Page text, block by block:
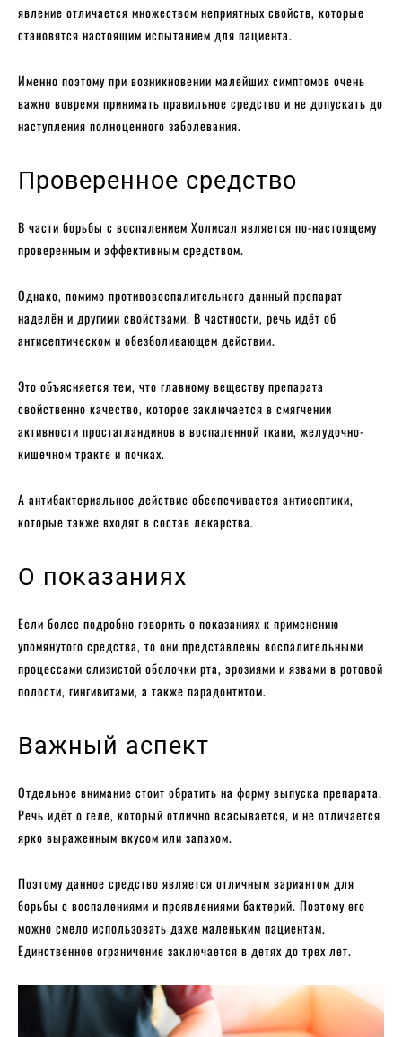
явление отличается множеством неприятных свойств, которые
становятся настоящим испытанием для пациента.
Именно поэтому при возникновении малейших симптомов очень
важно вовремя принимать правильное средство и не допускать до
наступления полноценного заболевания.
Проверенное средство
В части борьбы с воспалением Холисал является по-настоящему
проверенным и эффективным средством.
Однако, помимо противовоспалительного данный препарат
наделён и другими свойствами. В частности, речь идёт об
антисептическом и обезболивающем действии.
Это объясняется тем, что главному веществу препарата
свойственно качество, которое заключается в смягчении
активности простагландинов в воспаленной ткани, желудочно-
кишечном тракте и почках.
А антибактериальное действие обеспечивается антисептики,
которые также входят в состав лекарства.
О показаниях
Если более подробно говорить о показаниях к применению
упомянутого средства, то они представлены воспалительными
процессами слизистой оболочки рта, эрозиями и язвами в ротовой
полости, гингивитами, а также парадонтитом.
Важный аспект
Отдельное внимание стоит обратить на форму выпуска препарата.
Речь идёт о геле, который отлично всасывается, и не отличается
ярко выраженным вкусом или запахом.
Поэтому данное средство является отличным вариантом для
борьбы с воспалениями и проявлениями бактерий. Поэтому его
можно смело использовать даже маленьким пациентам.
Единственное ограничение заключается в детях до трех лет.